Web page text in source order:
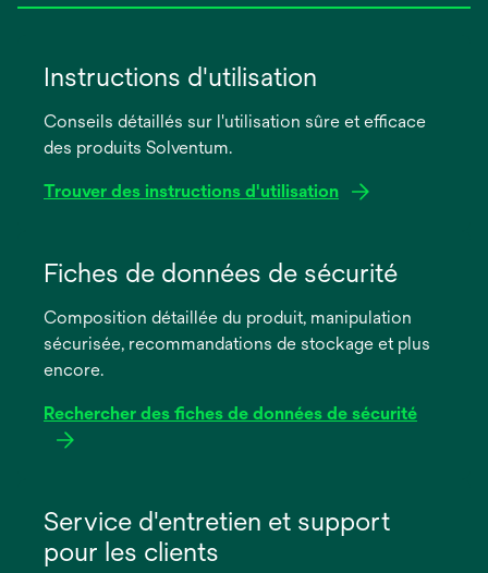
Instructions d'utilisation
Conseils détaillés sur l'utilisation sûre et efficace
des produits Solventum.
Trouver des instructions d'utilisation
dans
nouvel
onglet
Fiches de données de sécurité
Composition détaillée du produit, manipulation
sécurisée, recommandations de stockage et plus
encore.
Rechercher des fiches de données de sécurité
dans
nouvel
Service d'entretien et support
pour les clients